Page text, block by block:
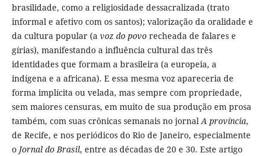
brasilidade, como a religiosidade dessacralizada (trato
informal e afetivo com os santos); valorização da oralidade e
da cultura popular (a voz do povorecheada de falares e
gírias), manifestando a influência cultural das três
identidades que formam a brasileira (a europeia, a
indígena e a africana). E essa mesma voz apareceria de
forma implícita ou velada, mas sempre com propriedade,
sem maiores censuras, em muito de sua produção em prosa
também, com suas crônicas semanais no jornalA província,
de Recife, e nos periódicos do Rio de Janeiro, especialmente
o Jornal do Brasil, entre as décadas de 20 e 30. Este artigo